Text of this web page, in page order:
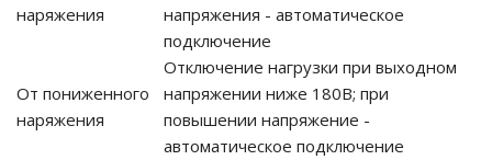
Питания
наряжения
напряжения - автоматическое
подключение
От пониженного
наряжения
Отключение нагрузки при выходном
напряжении ниже 180В; при
повышении напряжение -
автоматическое подключение